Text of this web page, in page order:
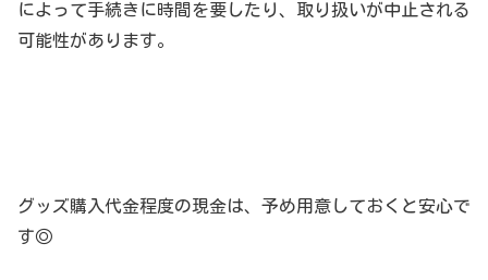
によって手続きに時間を要したり、取り扱いが中止される
可能性があります。
グッズ購入代金程度の現金は、予め用意しておくと安心で
す◎